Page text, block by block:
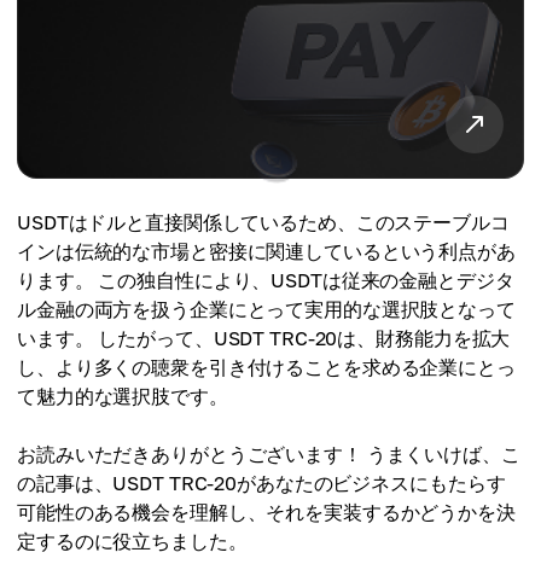
USDTはドルと直接関係しているため、このステーブルコ
インは伝統的な市場と密接に関連しているという利点があ
ります。 この独自性により、USDTは従来の金融とデジタ
ル金融の両方を扱う企業にとって実用的な選択肢となって
います。 したがって、USDT TRC-20は、財務能力を拡大
し、より多くの聴衆を引き付けることを求める企業にとっ
て魅力的な選択肢です。
お読みいただきありがとうございます！ うまくいけば、こ
の記事は、USDT TRC-20があなたのビジネスにもたらす
可能性のある機会を理解し、それを実装するかどうかを決
定するのに役立ちました。